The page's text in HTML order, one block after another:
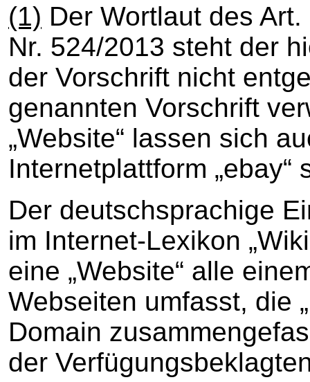
(1) Der Wortlaut des
Nr. 524/2013 steht der
der Vorschrift nicht
genannten Vorschrift
„Website“ lassen sich
Internetplattform „ebay“
Der deutschsprachige
im Internet-Lexikon
eine „Website“ alle
Webseiten umfasst, die
Domain
der